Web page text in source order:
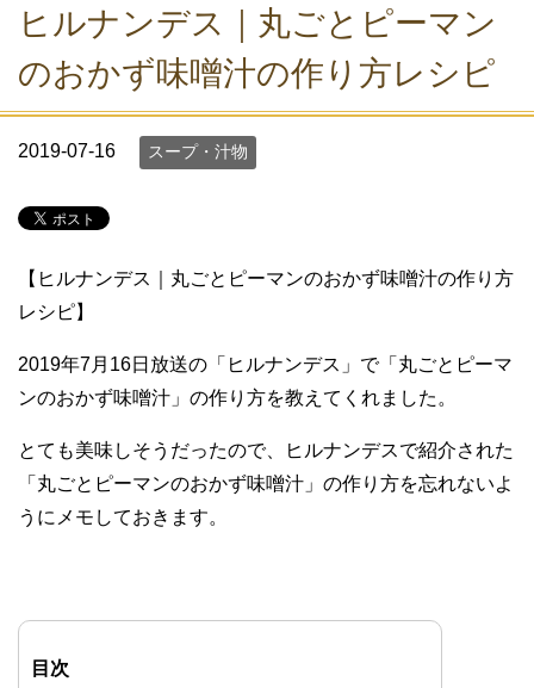
ヒルナンデス｜丸ごとピーマン
のおかず味噌汁の作り方レシピ
2019-07-16 スープ・汁物
【ヒルナンデス｜丸ごとピーマンのおかず味噌汁の作り方
レシピ】
2019年7月16日放送の「ヒルナンデス」で「丸ごとピーマ
ンのおかず味噌汁」の作り方を教えてくれました。
とても美味しそうだったので、ヒルナンデスで紹介された
「丸ごとピーマンのおかず味噌汁」の作り方を忘れないよ
うにメモしておきます。
目次